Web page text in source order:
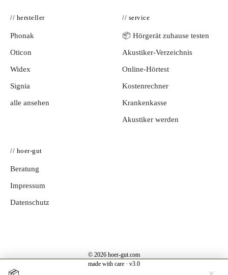
// hersteller
Phonak
Oticon
Widex
Signia
alle ansehen
// service
📦 Hörgerät zuhause testen
Akustiker-Verzeichnis
Online-Hörtest
Kostenrechner
Krankenkasse
Akustiker werden
// hoer-gut
Beratung
Impressum
Datenschutz
© 2026 hoer-gut.com
made with care · v3.0